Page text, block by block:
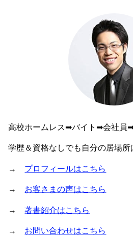
高校ホームレス➡︎バイト➡︎会社員
学歴＆資格なしでも自分の居場所
→ プロフィールはこちら
→ お客さまの声はこちら
→著書紹介はこちら
→ お問い合わせはこちら